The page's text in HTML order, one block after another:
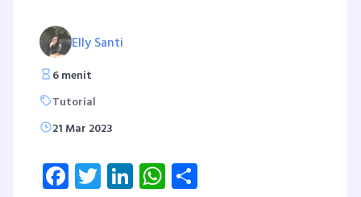
Elly Santi
6 menit
Tutorial
21 Mar 2023
Facebook
Twitter
LinkedInWhatsApp